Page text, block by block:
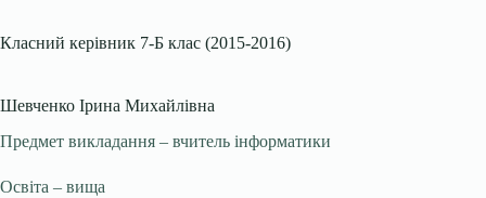
Класний керівник 7-Б клас (2015-2016)
Шевченко Ірина Михайлівна
Предмет викладання – вчитель інформатики
Освіта – вища